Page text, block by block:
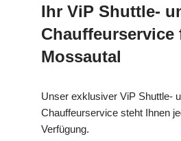
Ihr ViP Shuttle-
Chauffeurservice
Mossautal
Unser exklusiver ViP Shuttle-
Chauffeurservice steht Ihnen
Verfügung.